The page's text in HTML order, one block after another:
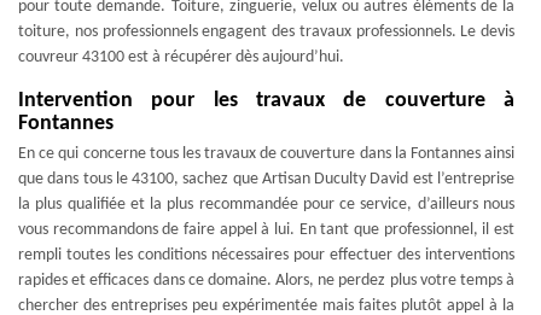
pour toute demande. Toiture, zinguerie, velux ou autres éléments de la
toiture, nos professionnels engagent des travaux professionnels. Le devis
couvreur 43100 est à récupérer dès aujourd’hui.
Intervention pour les travaux de couverture à
Fontannes
En ce qui concerne tous les travaux de couverture dans la Fontannes ainsi
que dans tous le 43100, sachez que Artisan Duculty David est l’entreprise
la plus qualifiée et la plus recommandée pour ce service, d’ailleurs nous
vous recommandons de faire appel à lui. En tant que professionnel, il est
rempli toutes les conditions nécessaires pour effectuer des interventions
rapides et efficaces dans ce domaine. Alors, ne perdez plus votre temps à
chercher des entreprises peu expérimentée mais faites plutôt appel à la